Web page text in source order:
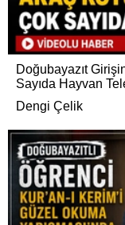
Doğubayazıt
Sayıda Hayvan
Dengi Çelik